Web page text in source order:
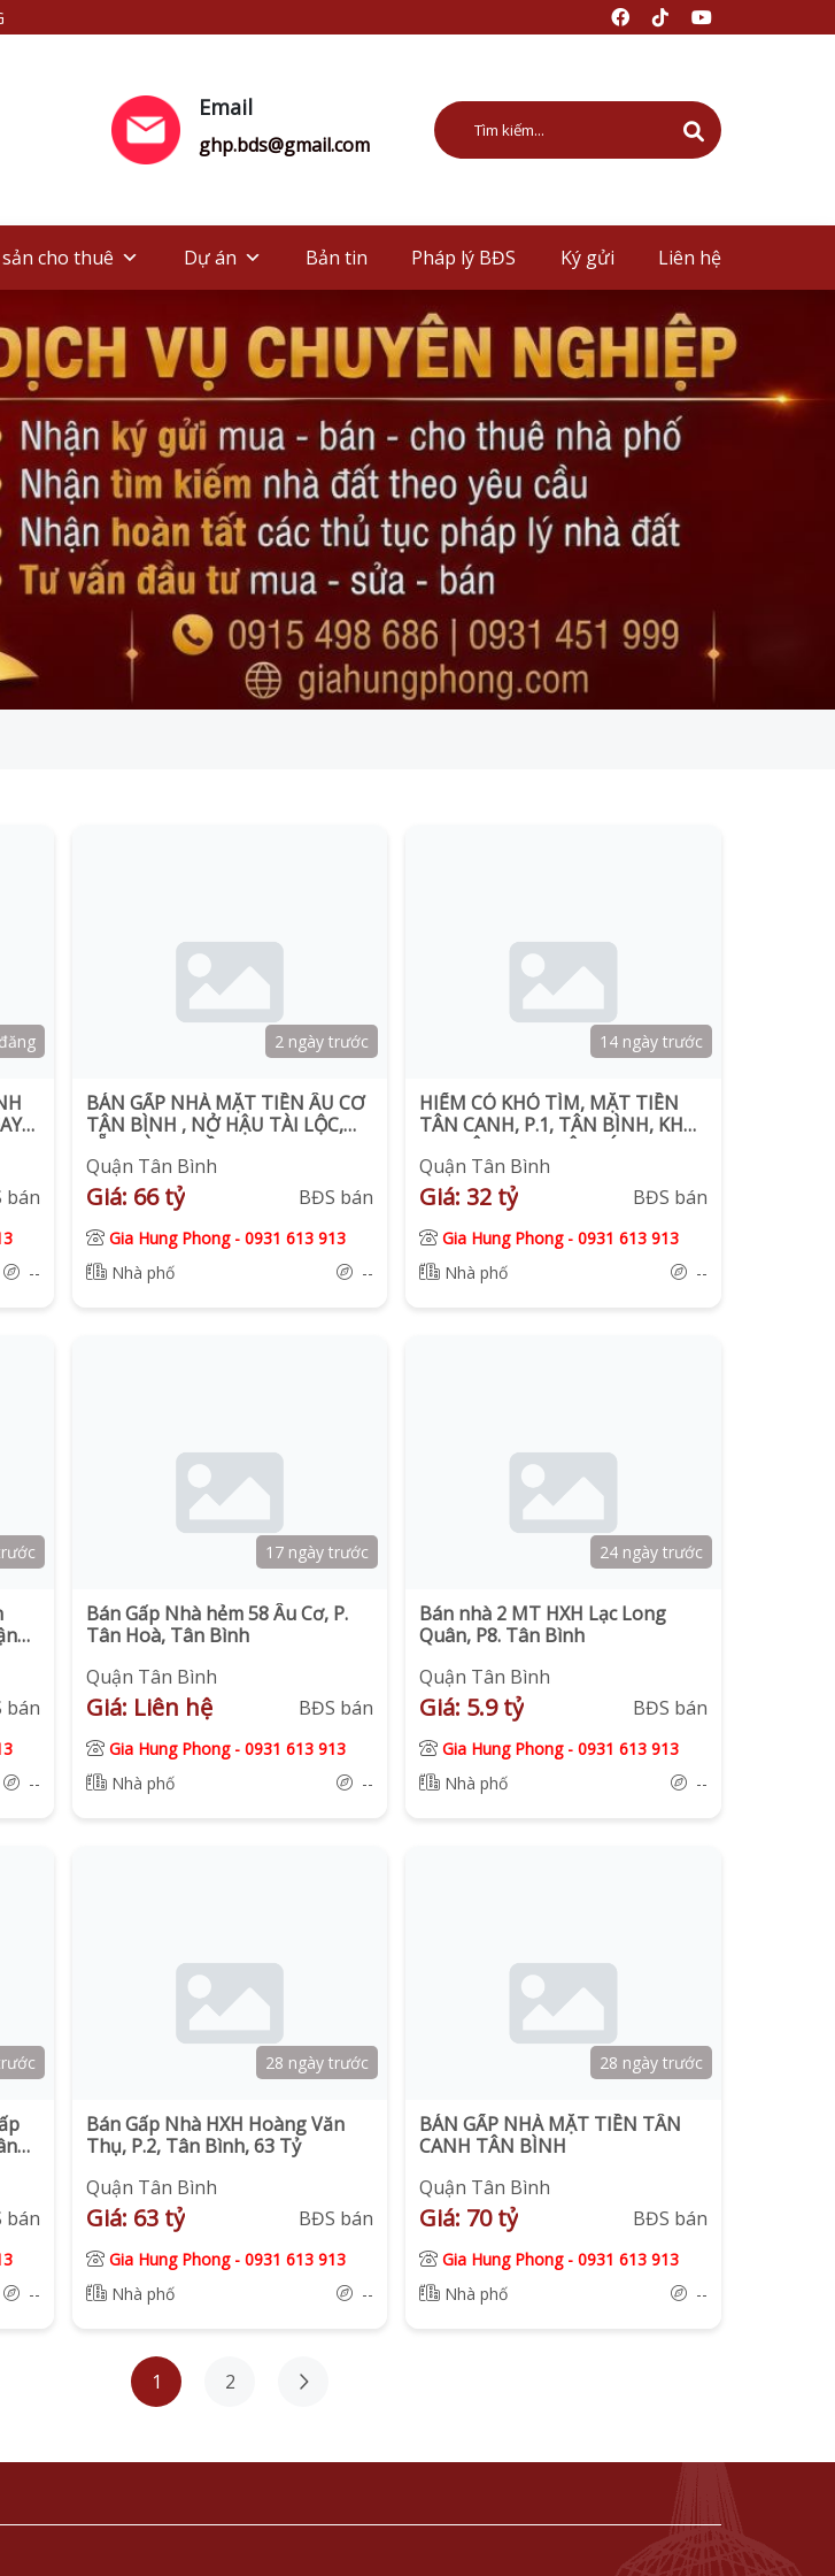
Email
ghp.bds@gmail.com
cho thuê Dự án Bản tin Pháp lý BĐS Ký gửi Liên hệ
bán
--
2 ngày trước
BÁN GẤP NHÀ MẶT TIỀN ÂU CƠ
TÂN BÌNH , NỞ HẬU TÀI LỘC,
SẴN DÒNG TIỀN PNJ
130TR/THÁNG
Quận Tân Bình
Giá: 66 tỷ BĐS bán
Gia Hung Phong- 0931 613 913
Nhà phố
--
14 ngày trước
HIẾM CÓ KHÓ TÌM, MẶT TIỀN
TÂN CANH, P.1, TÂN BÌNH, KHU
VIP BIỆT THỰ, DIỆN TÍCH
KHUÔN VIÊN KHỦNG
Quận Tân Bình
Giá: 32 tỷ BĐS bán
Gia Hung Phong-0931 613 913
Nhà phố
--
bán
--
17 ngày trước
Bán Gấp Nhà hẻm 58 Âu Cơ, P.
Tân Hoà, Tân Bình
Quận Tân Bình
Giá: Liên hệ BĐS bán
Gia Hung Phong- 0931 613 913
Nhà phố
--
24 ngày trước
Bán nhà 2 MT HXH Lạc Long
Quân, P8. Tân Bình
Quận Tân Bình
Giá: 5.9 tỷ BĐS bán
Gia Hung Phong-0931 613 913
Nhà phố
--
bán
--
28 ngày trước
Bán Gấp Nhà HXH Hoàng Văn
Thụ, P.2, Tân Bình, 63 Tỷ
Quận Tân Bình
Giá: 63 tỷ BĐS bán
Gia Hung Phong- 0931 613 913
Nhà phố
--
28 ngày trước
BÁN GẤP NHÀ MẶT TIỀN TÂN
CANH TÂN BÌNH
Quận Tân Bình
Giá: 70 tỷ BĐS bán
Gia Hung Phong-0931 613 913
Nhà phố
--
1 2